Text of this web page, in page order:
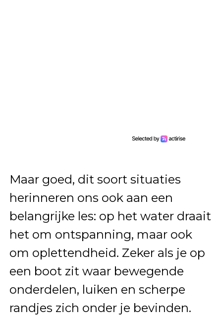
Maar goed, dit soort situaties
herinneren ons ook aan een
belangrijke les: op het water draait
het om ontspanning, maar ook
om oplettendheid. Zeker als je op
een boot zit waar bewegende
onderdelen, luiken en scherpe
randjes zich onder je bevinden.